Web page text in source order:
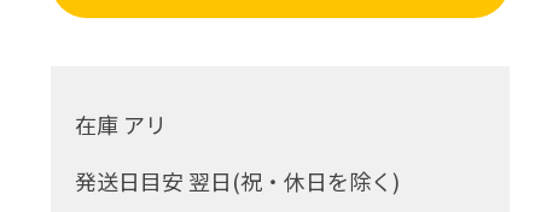
在庫 アリ
発送日目安 翌日(祝・休日を除く)